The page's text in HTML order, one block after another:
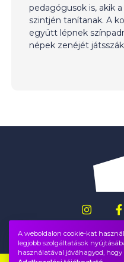
pedagógusok is, akik
szintjén tanítanak. A
együtt lépnek
népek zenéjét
A weboldalon cookie-kat
legjobb szolgáltatások
használatával jóváhagyod,